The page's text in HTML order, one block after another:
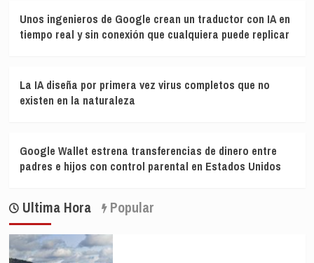
Unos ingenieros de Google crean un traductor con IA en
tiempo real y sin conexión que cualquiera puede replicar
La IA diseña por primera vez virus completos que no
existen en la naturaleza
Google Wallet estrena transferencias de dinero entre
padres e hijos con control parental en Estados Unidos
Ultima Hora Popular